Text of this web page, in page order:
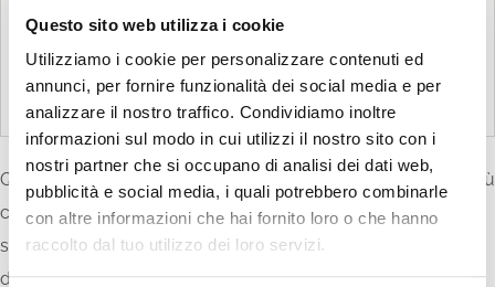
Questo sito web utilizza i cookie
Utilizziamo i cookie per personalizzare contenuti ed
annunci, per fornire funzionalità dei social media e per
analizzare il nostro traffico. Condividiamo inoltre
informazioni sul modo in cui utilizzi il nostro sito con i
nostri partner che si occupano di analisi dei dati web,
pubblicità e social media, i quali potrebbero combinarle
con altre informazioni che hai fornito loro o che hanno
raccolto dal tuo utilizzo dei loro servizi.
Cosa valutare:controllare la regolarità del supporto e, per la
posa flottante, valutare l’installazione di un telo in nylon prima
della posa del pavimento.
Questa verifica preliminare aiuta a evitare uno degli errori più
comuni: scegliere un pavimento solo perché sembra
semplice da installare, senza considerare le condizioni reali
dell’ambiente. Un prodotto pratico può semplificare molto il